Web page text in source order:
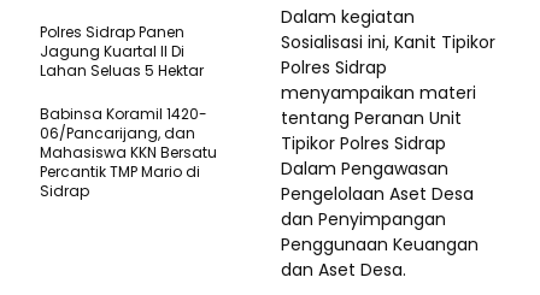
Dalam kegiatan
Sosialisasi ini, Kanit Tipikor
Polres Sidrap
menyampaikan materi
tentang Peranan Unit
Tipikor Polres Sidrap
Dalam Pengawasan
Pengelolaan Aset Desa
dan Penyimpangan
Penggunaan Keuangan
dan Aset Desa.
Polres Sidrap Panen
Jagung Kuartal II Di
Lahan Seluas 5 Hektar
Babinsa Koramil 1420-
06/Pancarijang, dan
Mahasiswa KKN Bersatu
Percantik TMP Mario di
Sidrap